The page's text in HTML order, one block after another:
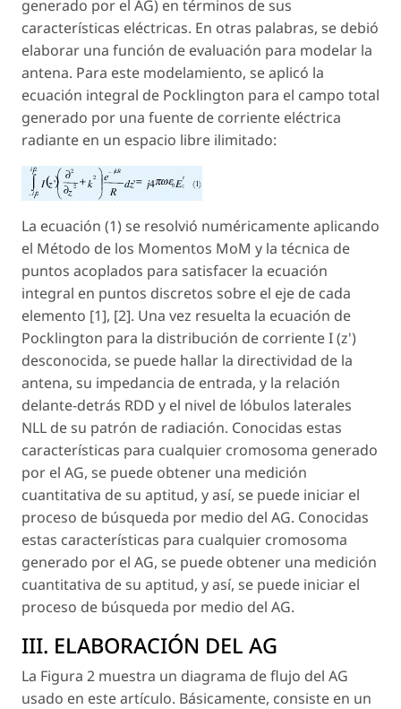
generado por el AG) en términos de sus
características eléctricas. En otras palabras, se debió
elaborar una función de evaluación para modelar la
antena. Para este modelamiento, se aplicó la
ecuación integral de Pocklington para el campo total
generado por una fuente de corriente eléctrica
radiante en un espacio libre ilimitado:
La ecuación (1) se resolvió numéricamente aplicando
el Método de los Momentos MoM y la técnica de
puntos acoplados para satisfacer la ecuación
integral en puntos discretos sobre el eje de cada
elemento [1], [2]. Una vez resuelta la ecuación de
Pocklington para la distribución de corriente I (z')
desconocida, se puede hallar la directividad de la
antena, su impedancia de entrada, y la relación
delante-detrás RDD y el nivel de lóbulos laterales
NLL de su patrón de radiación. Conocidas estas
características para cualquier cromosoma generado
por el AG, se puede obtener una medición
cuantitativa de su aptitud, y así, se puede iniciar el
proceso de búsqueda por medio del AG. Conocidas
estas características para cualquier cromosoma
generado por el AG, se puede obtener una medición
cuantitativa de su aptitud, y así, se puede iniciar el
proceso de búsqueda por medio del AG.
III. ELABORACIÓN DEL AG
La Figura 2 muestra un diagrama de flujo del AG
usado en este artículo. Básicamente, consiste en un